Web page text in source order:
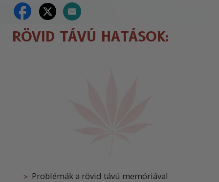
RÖVID TÁVÚ HATÁSOK:
Problémák a rövid távú memóriával